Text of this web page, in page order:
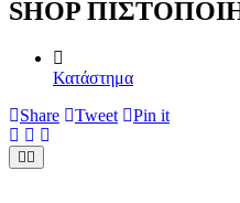
SHOP
Κατάστημα
Share
Tweet Pin it